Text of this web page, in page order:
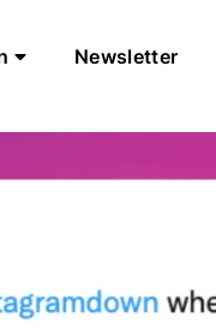
Newsletter